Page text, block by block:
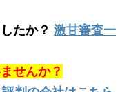
たか？ 激甘審査一
せんか？